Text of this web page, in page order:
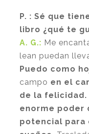
P. : Sé que
libro ¿qué te
A. G.: Me
lean puedan
Puedo como
campo en el
de la felicidad.
enorme poder
potencial para